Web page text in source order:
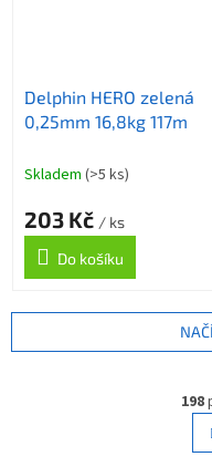
Delphin HERO zelená
0,25mm 16,8kg 117m
Skladem (>5 ks)
203 Kč / ks
Do košíku
198